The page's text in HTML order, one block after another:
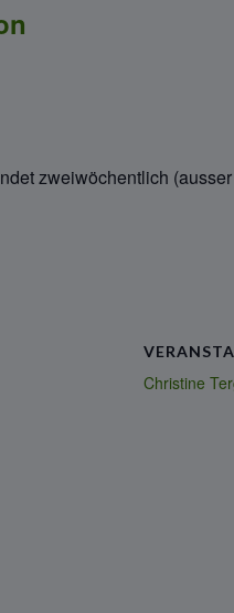
zweiwöchentlich
Christine